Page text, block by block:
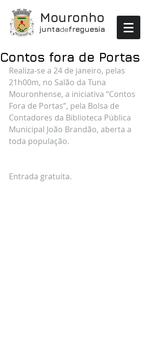
Mouronho
juntadefreguesia
Contos fora de Portas
Realiza-se a 24 de janeiro, pelas
21h00m, no Salão da Tuna
Mouronhense, a iniciativa “Contos
Fora de Portas”, pela Bolsa de
Contadores da Biblioteca Pública
Municipal João Brandão, aberta a
toda população.
Entrada gratuita.